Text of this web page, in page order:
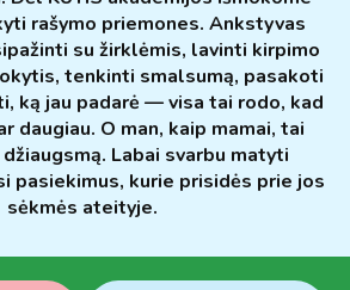
rašymo priemones. Ankstyvas
su žirklėmis, lavinti kirpimo
tenkinti smalsumą, pasakoti
ką jau padarė — visa tai rodo, kad
daugiau. O man, kaip mamai, tai
Labai svarbu matyti
pasiekimus, kurie prisidės prie jos
sėkmės ateityje.